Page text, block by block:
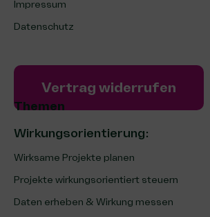
Impressum
Datenschutz
Vertrag widerrufen
Themen
Wirkungsorientierung:
Wirksame Projekte planen
Projekte wirkungsorientiert steuern
Daten erheben & Wirkung messen